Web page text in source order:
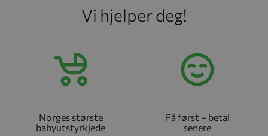
Vi hjelper deg!
Norges største
babyutstyrkjede
Få først – betal
senere